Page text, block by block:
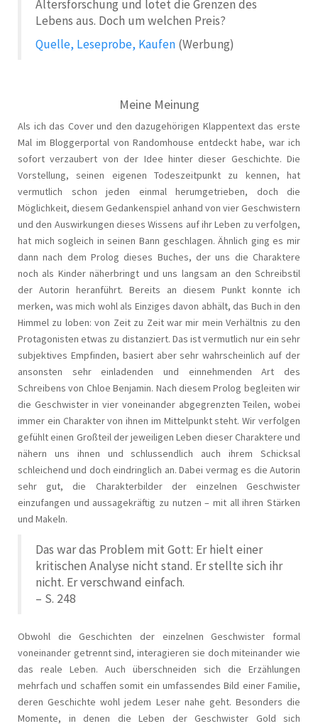
Altersforschung und lotet die Grenzen des
Lebens aus. Doch um welchen Preis?
Quelle, Leseprobe, Kaufen (Werbung)
Meine Meinung
Als ich das Cover und den dazugehörigen Klappentext das erste
Mal im Bloggerportal von Randomhouse entdeckt habe, war ich
sofort verzaubert von der Idee hinter dieser Geschichte. Die
Vorstellung, seinen eigenen Todeszeitpunkt zu kennen, hat
vermutlich schon jeden einmal herumgetrieben, doch die
Möglichkeit, diesem Gedankenspiel anhand von vier Geschwistern
und den Auswirkungen dieses Wissens auf ihr Leben zu verfolgen,
hat mich sogleich in seinen Bann geschlagen. Ähnlich ging es mir
dann nach dem Prolog dieses Buches, der uns die Charaktere
noch als Kinder näherbringt und uns langsam an den Schreibstil
der Autorin heranführt. Bereits an diesem Punkt konnte ich
merken, was mich wohl als Einziges davon abhält, das Buch in den
Himmel zu loben: von Zeit zu Zeit war mir mein Verhältnis zu den
Protagonisten etwas zu distanziert. Das ist vermutlich nur ein sehr
subjektives Empfinden, basiert aber sehr wahrscheinlich auf der
ansonsten sehr einladenden und einnehmenden Art des
Schreibens von Chloe Benjamin. Nach diesem Prolog begleiten wir
die Geschwister in vier voneinander abgegrenzten Teilen, wobei
immer ein Charakter von ihnen im Mittelpunkt steht. Wir verfolgen
gefühlt einen Großteil der jeweiligen Leben dieser Charaktere und
nähern uns ihnen und schlussendlich auch ihrem Schicksal
schleichend und doch eindringlich an. Dabei vermag es die Autorin
sehr gut, die Charakterbilder der einzelnen Geschwister
einzufangen und aussagekräftig zu nutzen – mit all ihren Stärken
und Makeln.
Das war das Problem mit Gott: Er hielt einer
kritischen Analyse nicht stand. Er stellte sich ihr
nicht. Er verschwand einfach.
– S. 248
Obwohl die Geschichten der einzelnen Geschwister formal
voneinander getrennt sind, interagieren sie doch miteinander wie
das reale Leben. Auch überschneiden sich die Erzählungen
mehrfach und schaffen somit ein umfassendes Bild einer Familie,
deren Geschichte wohl jedem Leser nahe geht. Besonders die
Momente, in denen die Leben der Geschwister Gold sich